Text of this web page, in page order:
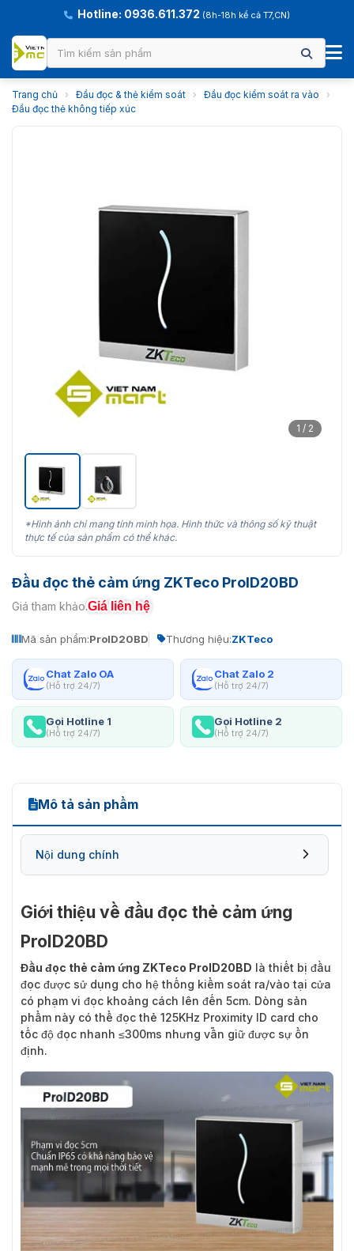
Hotline: 0936.611.372 (8h-18h kể cả T7,CN)
Trang chủ › Đầu đọc & thẻ kiểm soát › Đầu đọc kiểm soát ra vào
›
Đầu đọc thẻ không tiếp xúc
1 / 2
*Hình ảnh chỉ mang tính minh họa. Hình thức và thông số kỹ thuật
thực tế của sản phẩm có thể khác.
Đầu đọc thẻ cảm ứng ZKTeco ProID20BD
Giá tham khảo:Giá liên hệ
Mã sản phẩm:ProID20BD Thương hiệu:ZKTeco
Chat Zalo OA
(Hỗ trợ 24/7)
Chat Zalo 2
(Hỗ trợ 24/7)
Gọi Hotline 1
(Hỗ trợ 24/7)
Gọi Hotline 2
(Hỗ trợ 24/7)
Mô tả sản phẩm
Nội dung chính
Giới thiệu về đầu đọc thẻ cảm ứng
ProID20BD
Đầu đọc thẻ cảm ứng ZKTeco ProID20BD là thiết bị đầu
đọc được sử dụng cho hệ thống kiểm soát ra/vào tại cửa
có phạm vi đọc khoảng cách lên đến 5cm. Dòng sản
phẩm này có thể đọc thẻ 125KHz Proximity ID card cho
tốc độ đọc nhanh ≤300ms nhưng vẫn giữ được sự ổn
định.